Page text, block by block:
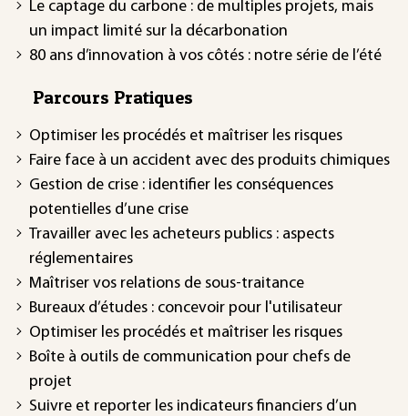
Le captage du carbone : de multiples projets, mais
un impact limité sur la décarbonation
80 ans d’innovation à vos côtés : notre série de l’été
Parcours Pratiques
Optimiser les procédés et maîtriser les risques
Faire face à un accident avec des produits chimiques
Gestion de crise : identifier les conséquences
potentielles d’une crise
Travailler avec les acheteurs publics : aspects
réglementaires
Maîtriser vos relations de sous-traitance
Bureaux d’études : concevoir pour l'utilisateur
Optimiser les procédés et maîtriser les risques
Boîte à outils de communication pour chefs de
projet
Suivre et reporter les indicateurs financiers d’un